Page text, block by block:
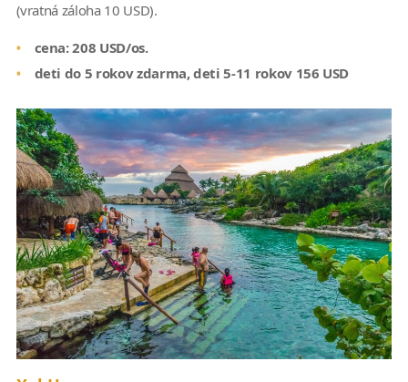
(vratná záloha 10 USD).
cena: 208 USD/os.
deti do 5 rokov zdarma, deti 5-11 rokov 156 USD